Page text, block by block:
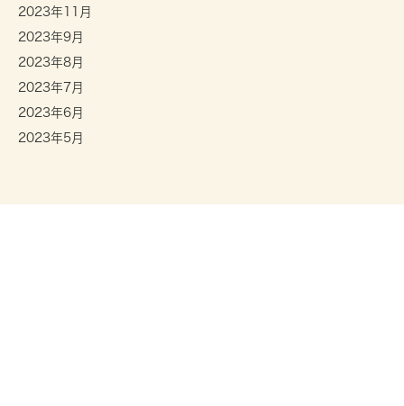
2023年11月
2023年9月
2023年8月
2023年7月
2023年6月
2023年5月